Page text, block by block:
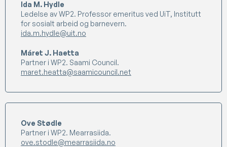
Ida M. Hydle
Ledelse av WP2. Professor emeritus ved UiT, Institutt
for sosialt arbeid og barnevern.
ida.m.hydle@uit.no
Máret J. Haetta
Partner i WP2. Saami Council.
maret.heatta@saamicouncil.net
Ove Stødle
Partner i WP2. Mearrasiida.
ove.stodle@mearrasiida.no